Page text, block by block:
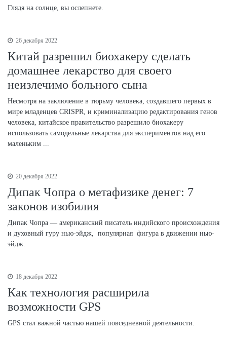
Глядя на солнце, вы ослепнете.
26 декабря 2022
Китай разрешил биохакеру сделать
домашнее лекарство для своего
неизлечимо больного сына
Несмотря на заключение в тюрьму человека, создавшего первых в
мире младенцев CRISPR, и криминализацию редактирования генов
человека, китайское правительство разрешило биохакеру
использовать самодельные лекарства для экспериментов над его
маленьким ...
20 декабря 2022
Дипак Чопра о метафизике денег: 7
законов изобилия
Дипак Чопра — американский писатель индийского происхождения
и духовный гуру нью-эйдж, популярная фигура в движении нью-
эйдж.
18 декабря 2022
Как технология расширила
возможности GPS
GPS стал важной частью нашей повседневной деятельности.